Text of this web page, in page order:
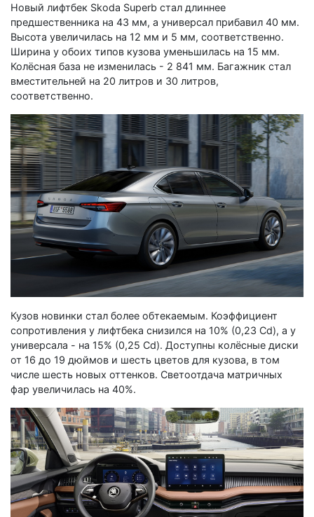
Новый лифтбек Skoda Superb стал длиннее
предшественника на 43 мм, а универсал прибавил 40 мм.
Высота увеличилась на 12 мм и 5 мм, соответственно.
Ширина у обоих типов кузова уменьшилась на 15 мм.
Колёсная база не изменилась - 2 841 мм. Багажник стал
вместительней на 20 литров и 30 литров,
соответственно.
Кузов новинки стал более обтекаемым. Коэффициент
сопротивления у лифтбека снизился на 10% (0,23 Cd), а у
универсала - на 15% (0,25 Cd). Доступны колёсные диски
от 16 до 19 дюймов и шесть цветов для кузова, в том
числе шесть новых оттенков. Светоотдача матричных
фар увеличилась на 40%.